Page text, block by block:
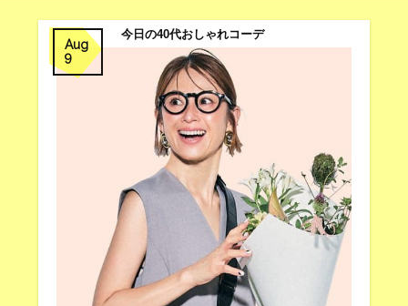
Aug
9
今日の40代おしゃれコーデ